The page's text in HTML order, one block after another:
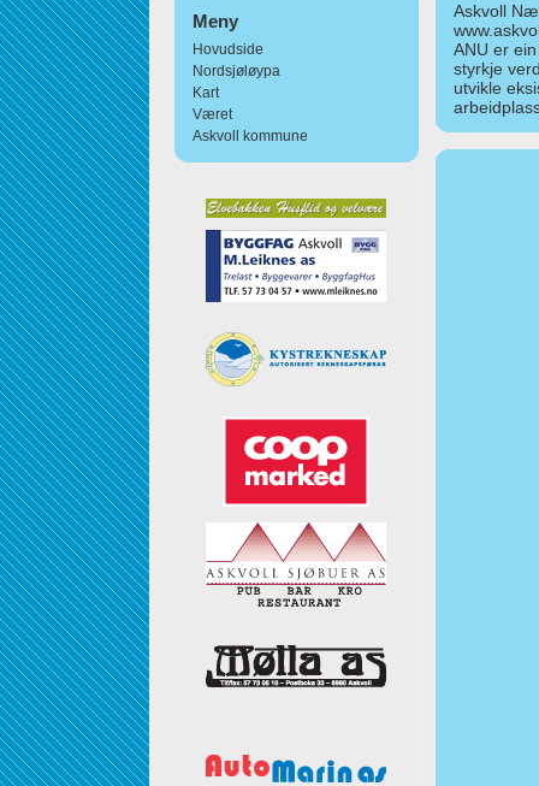
Meny
Hovudside
Nordsjøløypa
Kart
Været
Askvoll kommune
Askvoll
ANU er
styrkje
utvikle